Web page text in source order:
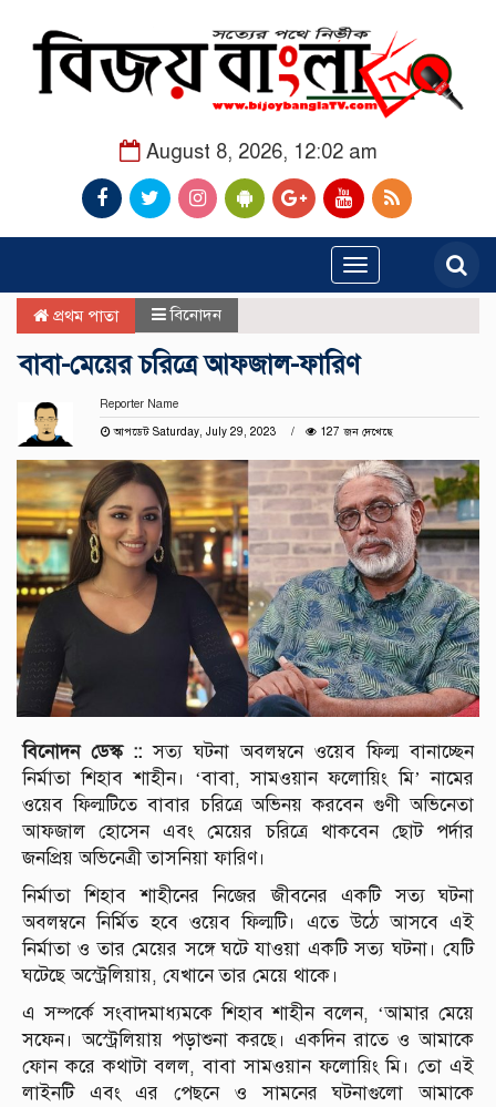
August 8, 2026, 12:02 am
Toggle
navigation
প্রথম পাতা বিনোদন
বাবা-মেয়ের চরিত্রে আফজাল-ফারিণ
Reporter Name
আপডেট Saturday, July 29, 2023
127 জন দেখেছে
বিনোদন ডেস্ক :: সত্য ঘটনা অবলম্বনে ওয়েব ফিল্ম বানাচ্ছেন
নির্মাতা শিহাব শাহীন। ‘বাবা, সামওয়ান ফলোয়িং মি’ নামের
ওয়েব ফিল্মটিতে বাবার চরিত্রে অভিনয় করবেন গুণী অভিনেতা
আফজাল হোসেন এবং মেয়ের চরিত্রে থাকবেন ছোট পর্দার
জনপ্রিয় অভিনেত্রী তাসনিয়া ফারিণ।
নির্মাতা শিহাব শাহীনের নিজের জীবনের একটি সত্য ঘটনা
অবলম্বনে নির্মিত হবে ওয়েব ফিল্মটি। এতে উঠে আসবে এই
নির্মাতা ও তার মেয়ের সঙ্গে ঘটে যাওয়া একটি সত্য ঘটনা। যেটি
ঘটেছে অস্ট্রেলিয়ায়, যেখানে তার মেয়ে থাকে।
এ সম্পর্কে সংবাদমাধ্যমকে শিহাব শাহীন বলেন, ‘আমার মেয়ে
সফেন। অস্ট্রেলিয়ায় পড়াশুনা করছে। একদিন রাতে ও আমাকে
ফোন করে কথাটা বলল, বাবা সামওয়ান ফলোয়িং মি। তো এই
লাইনটি এবং এর পেছনে ও সামনের ঘটনাগুলো আমাকে